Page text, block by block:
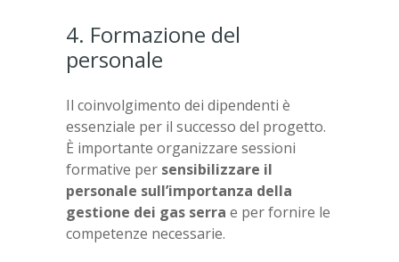
4. Formazione del
personale
Il coinvolgimento dei dipendenti è
essenziale per il successo del progetto.
È importante organizzare sessioni
formative per sensibilizzare il
personale sull’importanza della
gestione dei gas serra e per fornire le
competenze necessarie.